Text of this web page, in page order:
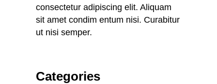
consectetur adipiscing elit. Aliquam
sit amet condim entum nisi. Curabitur
ut nisi semper.
Categories